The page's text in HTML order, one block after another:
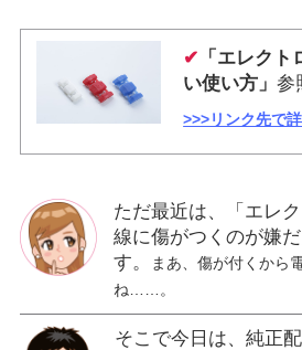
✔ 「エレク
い使い方」参
>>>リンク先で詳
ただ最近は、「エレ
線に傷がつくのが嫌
す。
まあ、傷が付くから
ね……。
そこで今日は、純正